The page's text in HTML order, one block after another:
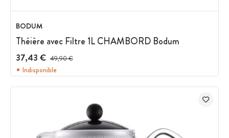
BODUM
Théière avec Filtre 1L CHAMBORD Bodum
37,43 € Prix avant réduction :
49,90 €
Indisponible